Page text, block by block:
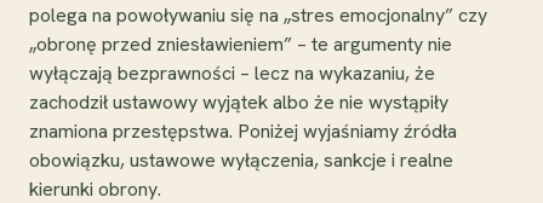
polega na powoływaniu się na „stres emocjonalny” czy
„obronę przed zniesławieniem” – te argumenty nie
wyłączają bezprawności – lecz na wykazaniu, że
zachodził ustawowy wyjątek albo że nie wystąpiły
znamiona przestępstwa. Poniżej wyjaśniamy źródła
obowiązku, ustawowe wyłączenia, sankcje i realne
kierunki obrony.